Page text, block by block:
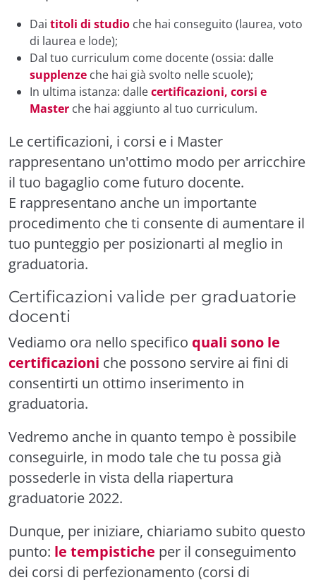
Dai titoli di studio che hai conseguito (laurea, voto
di laurea e lode);
Dal tuo curriculum come docente (ossia: dalle
supplenze che hai già svolto nelle scuole);
In ultima istanza: dallecertificazioni, corsi e
Master che hai aggiunto al tuo curriculum.
Le certificazioni, i corsi e i Master
rappresentano un'ottimo modo per arricchire
il tuo bagaglio come futuro docente.
E rappresentano anche un importante
procedimento che ti consente di aumentare il
tuo punteggio per posizionarti al meglio in
graduatoria.
Certificazioni valide per graduatorie
docenti
Vediamo ora nello specifico quali sono le
certificazioni che possono servire ai fini di
consentirti un ottimo inserimento in
graduatoria.
Vedremo anche in quanto tempo è possibile
conseguirle, in modo tale che tu possa già
possederle in vista della riapertura
graduatorie 2022.
Dunque, per iniziare, chiariamo subito questo
punto: le tempistiche per il conseguimento
dei corsi di perfezionamento (corsi di